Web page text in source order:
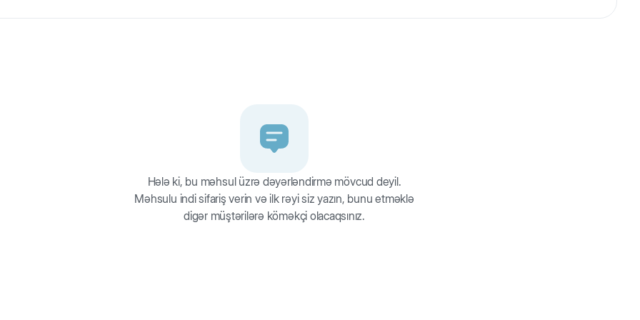
olmayaraq):
burnunun ucuna sürtərək və ya dadlı çərəz ilə yedizdirilir.
Hələ ki, bu məhsul üzrə dəyərləndirmə mövcud deyil.
Məhsulu indi sifariş verin və ilk rəyi siz yazın, bunu etməklə
digər müştərilərə köməkçi olacaqsınız.